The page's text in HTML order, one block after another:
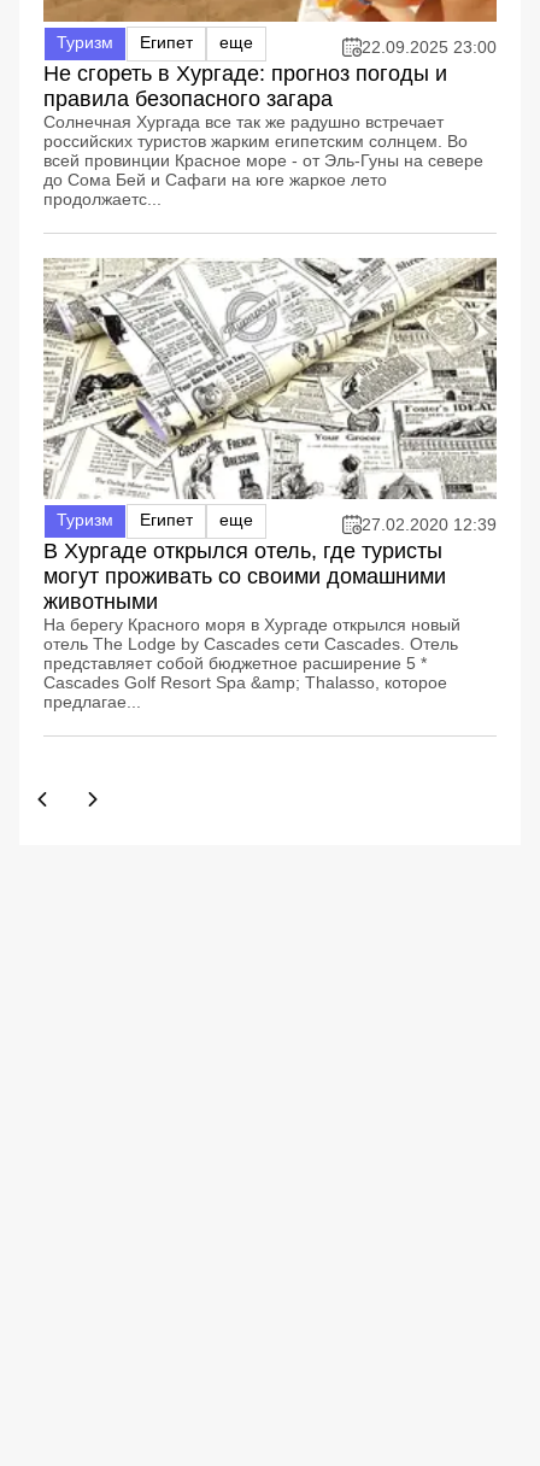
Туризм Египет еще 22.09.2025 23:00
Не сгореть в Хургаде: прогноз погоды и
правила безопасного загара
Солнечная Хургада все так же радушно встречает
российских туристов жарким египетским солнцем. Во
всей провинции Красное море - от Эль-Гуны на севере
до Сома Бей и Сафаги на юге жаркое лето
продолжаетс...
Туризм Египет еще 27.02.2020 12:39
В Хургаде открылся отель, где туристы
могут проживать со своими домашними
животными
На берегу Красного моря в Хургаде открылся новый
отель The Lodge by Cascades сети Cascades. Отель
представляет собой бюджетное расширение 5 *
Cascades Golf Resort Spa &amp; Thalasso, которое
предлагае...